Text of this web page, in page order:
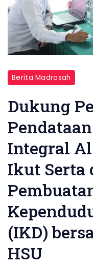
Berita Madrasah
Dukung
Integral
Ikut Serta
(IKD)
HSU